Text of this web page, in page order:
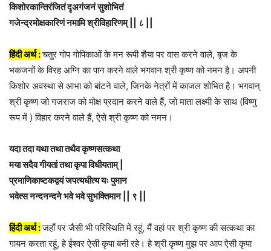
किशोरकान्तिरंजितं दृअगंजनं सुशोभितं
गजेन्द्रमोक्षकारिणं नमामि श्रीविहारिणम् || ८ ||
हिंदी अर्थ :चतुर गोप गोपिकाओं के मन रूपी शैया पर वास करने वाले, बृज के
भकजनों के विरह अग्नि का पान करने वाले भगवान श्री कृष्ण को नमन है। अपनी
किशोर अवस्था से आभा को बांटने वाले, जिनके नेत्रों में काजल शोभित है। भगवान्
श्री कृष्ण जो गजराज को मोक्ष प्रदान करने वाले हैं, जो माता लक्ष्मी के साथ (विष्णु
रूप में ) विहार करने वाले हैं, ऐसे श्री कृष्ण को नमन।
यदा तदा यथा तथा तथैव कृष्णसत्कथा
मया सदैव गीयतां तथा कृपा विधीयताम् |
प्रमाणिकाष्टकद्वयं जपत्यधीत्य यः पुमान
भवेत्स नन्दनन्दने भवे भवे सुभक्तिमान || ९ ||
हिंदी अर्थ :जहाँ पर जैसी भी परिस्थिति में रहूं, मैं वहां पर श्री कृष्ण की सत्कथा का
गायन करता रहूं, हे ईश्वर ऐसी कृपा बनी रहे। हे श्री कृष्ण मुझ पर आप ऐसी कृपा